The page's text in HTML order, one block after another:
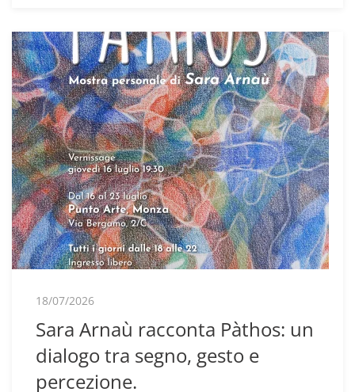
18/07/2026
Sara Arnaù racconta Pàthos: un
dialogo tra segno, gesto e
percezione.